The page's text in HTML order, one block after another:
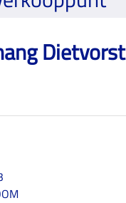
Dietvorst